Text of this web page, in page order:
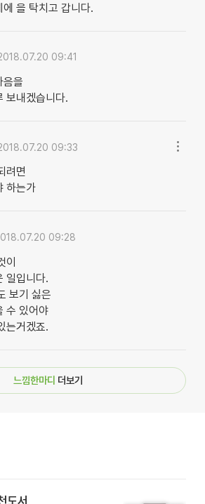
을 탁치고 갑니다.
09:41
음을
보내겠습니다.
09:33
려면
하는가
09:28
이
일입니다.
보기 싫은
수 있어야
는거겠죠.
느낌한마디 더보기
도서